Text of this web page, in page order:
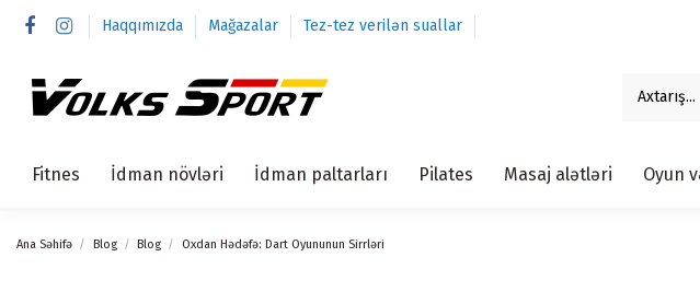
Haqqımızda Mağazalar Tez-tez verilən suallar
Fitnes İdman növləri İdman paltarları Pilates Masaj alətləri Oyun
Ana Səhifə Blog Blog Oxdan Hədəfə: Dart Oyununun Sirrləri